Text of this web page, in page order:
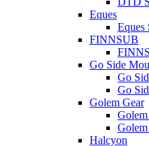
Eques
Eques
FINNSUB
Go Side
Go
Go
Golem Gear
Halcyon